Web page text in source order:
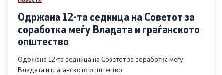
Одржана 12-та седница на Советот за
соработка меѓу Владата и граѓанското
општество
Одржана 12-та седница на Советот за соработка меѓу
Владата и граѓанското општество